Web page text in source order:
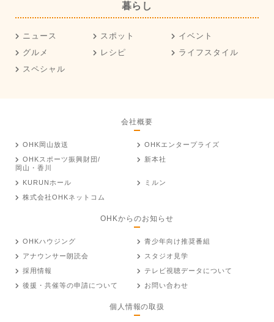
暮らし
ニュース スポット
イベント
グルメ
レシピ
ライフスタイル
スペシャル
会社概要
OHK岡山放送
OHKエンタープライズ
OHKスポーツ振興財団/
岡山・香川
新本社
KURUNホール
ミルン
株式会社OHKネットコム
OHKからのお知らせ
OHKハウジング
青少年向け推奨番組
アナウンサー朗読会
スタジオ見学
採用情報
テレビ視聴データについて
後援・共催等の申請について
お問い合わせ
個人情報の取扱